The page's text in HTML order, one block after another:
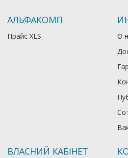
АЛЬФАКОМП
Прайс XLS
О
ВЛАСНИЙ КАБІНЕТ